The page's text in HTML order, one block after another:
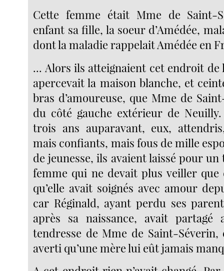
Cette femme était Mme de Saint-
enfant sa fille, la soeur d’Amédée,
dont la maladie rappelait Amédée en
... Alors ils atteignaient cet endroit de
apercevait la maison blanche, et
bras d’amoureuse, que Mme de
du côté gauche extérieur de
trois ans auparavant, eux,
mais confiants, mais fous de mille
de jeunesse, ils avaient laissé pour
femme qui ne devait plus veiller
qu’elle avait soignés avec amour
car Réginald, ayant perdu ses
après sa naissance, avait partagé
tendresse de Mme de Saint-Séverin,
averti qu’une mère lui eût jamais